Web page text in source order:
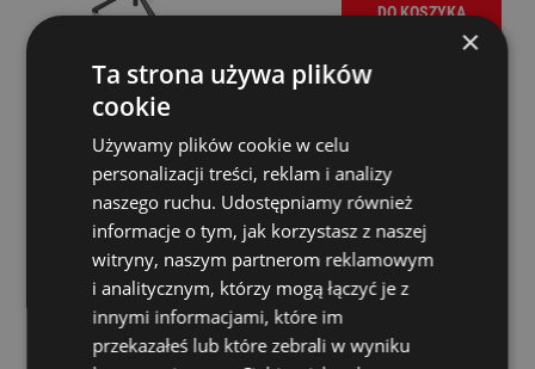
DO KOSZYKA
Dostępność:
187,00 zł
DO KOSZYKA
×
Ta strona używa plików
cookie
Używamy plików cookie w celu
personalizacji treści, reklam i analizy
naszego ruchu. Udostępniamy również
informacje o tym, jak korzystasz z naszej
witryny, naszym partnerom reklamowym
i analitycznym, którzy mogą łączyć je z
innymi informacjami, które im
przekazałeś lub które zebrali w wyniku